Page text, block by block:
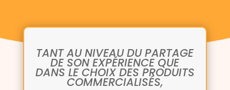
TANT AU NIVEAU DU PARTAGE
DE SON EXPÉRIENCE QUE
DANS LE CHOIX DES PRODUITS
COMMERCIALISÉS,